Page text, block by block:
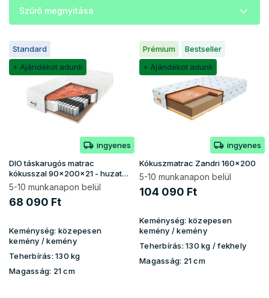
e
n
d
Szűrő megnyitása
T
e
i
s
t
á
a
Standard
+ Ajándékot adunk
ingyenes
DIO táskarugós matrac
kókusszal 90x200x21 - huzat
Gold
5-10 munkanapon belül
68 090 Ft
Keménység: közepesen
kemény / kemény
Teherbírás: 130 kg
Magasság: 21 cm
Prémium
Bestseller
+ Ajándékot adunk
ingyenes
Kókuszmatrac Zandri 160x200
5-10 munkanapon belül
104 090 Ft
Keménység: közepesen
kemény / kemény
Teherbírás: 130 kg ​​​​/ fekhely
Magasság: 21 cm